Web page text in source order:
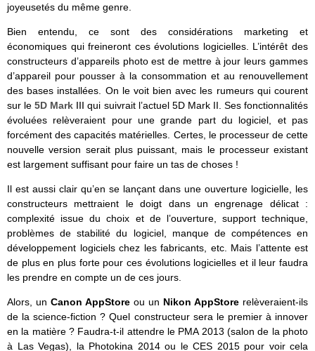
joyeusetés du même genre.
Bien entendu, ce sont des considérations marketing et
économiques qui freineront ces évolutions logicielles. L’intérêt des
constructeurs d’appareils photo est de mettre à jour leurs gammes
d’appareil pour pousser à la consommation et au renouvellement
des bases installées. On le voit bien avec les rumeurs qui courent
sur le5D Mark III qui suivrait l’actuel 5D Mark II. Ses fonctionnalités
évoluées relèveraient pour une grande part du logiciel, et pas
forcément des capacités matérielles. Certes, le processeur de cette
nouvelle version serait plus puissant, mais le processeur existant
est largement suffisant pour faire un tas de choses !
Il est aussi clair qu’en se lançant dans une ouverture logicielle, les
constructeurs mettraient le doigt dans un engrenage délicat :
complexité issue du choix et de l’ouverture, support technique,
problèmes de stabilité du logiciel, manque de compétences en
développement logiciels chez les fabricants, etc. Mais l’attente est
de plus en plus forte pour ces évolutions logicielles et il leur faudra
les prendre en compte un de ces jours.
Alors, un Canon AppStore ou un Nikon AppStore relèveraient-ils
de la science-fiction ? Quel constructeur sera le premier à innover
en la matière ? Faudra-t-il attendre le PMA 2013 (salon de la photo
à Las Vegas), la Photokina 2014 ou le CES 2015 pour voir cela